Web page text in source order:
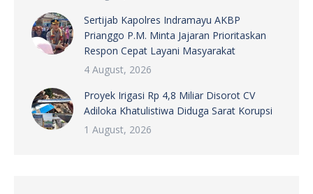
Sertijab Kapolres Indramayu AKBP
Prianggo P.M. Minta Jajaran Prioritaskan
Respon Cepat Layani Masyarakat
4 August, 2026
Proyek Irigasi Rp 4,8 Miliar Disorot CV
Adiloka Khatulistiwa Diduga Sarat Korupsi
1 August, 2026